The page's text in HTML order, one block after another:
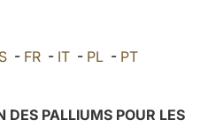
POLSKI
- FR - IT - PL - PT
DES PALLIUMS POUR LES